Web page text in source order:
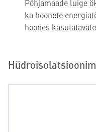
Põhjamaade luige
ka hoonete
hoones